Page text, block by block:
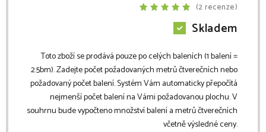
(2 recenze)
Skladem
Toto zboží se prodává pouze po celých baleních (1 balení =
2.5bm). Zadejte počet požadovaných metrů čtverečních nebo
požadovaný počet balení. Systém Vám automaticky přepočítá
nejmenší počet balení na Vámi požadovanou plochu. V
souhrnu bude vypočteno množství balení a metrů čtverečních
včetně výsledné ceny.